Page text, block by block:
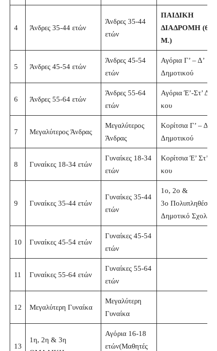
4 Άνδρες 35-44 ετών
Άνδρες 35-44
ετών
ΠΑΙΔΙΚΗ
ΔΙΑΔΡΟΜΗ (600
Μ.)
5 Άνδρες 45-54 ετών
Άνδρες 45-54
ετών
Αγόρια Γ’ – Δ’
Δημοτικού
6 Άνδρες 55-64 ετών
Άνδρες 55-64
ετών
Αγόρια Έ’-Στ’ Δ/
κου
7 Μεγαλύτερος Άνδρας
Μεγαλύτερος
Άνδρας
Κορίτσια Γ’ – Δ’
Δημοτικού
8 Γυναίκες 18-34 ετών
Γυναίκες 18-34
ετών
Κορίτσια Έ’ Στ’ Δ/
κου
9 Γυναίκες 35-44 ετών
Γυναίκες 35-44
ετών
1ο, 2ο &
3ο
Δημοτικό Σχολείο
10 Γυναίκες 45-54 ετών
Γυναίκες 45-54
ετών
11 Γυναίκες 55-64 ετών
Γυναίκες 55-64
ετών
12 Μεγαλύτερη Γυναίκα
Μεγαλύτερη
Γυναίκα
13
1η, 2η & 3η
Αγόρια 16-18
ετών(Μαθητές